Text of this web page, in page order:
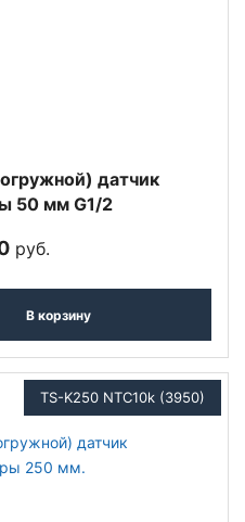
датчик
50 мм G1/2
руб.
В корзину
TS-K250 NTC10k (3950)